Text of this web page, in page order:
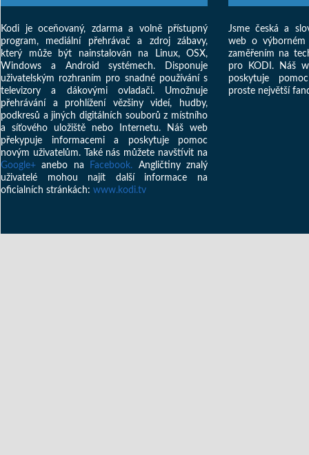
Kodi je oceňovaný, zdarma a volně přístupný
program, mediální přehrávač a zdroj zábavy,
který může být nainstalován na Linux, OSX,
Windows a Android systémech. Disponuje
uživatelským rozhraním pro snadné používání s
televizory a dákovými ovladači. Umožnuje
přehrávání a prohlížení vězšiny videí, hudby,
podkresů a jiných digitálních souborů z místního
a síťového uložiště nebo Internetu. Náš web
překypuje informacemi a poskytuje pomoc
novým uživatelům. Také nás můžete navštívit na
Google+ anebo na Facebook. Angličtiny znalý
uživatelé mohou najít další informace na
oficialních stránkách: www.kodi.tv
Jsme česká a
web o výborném
zaměřením na
pro KODI. Náš
poskytuje
proste největší